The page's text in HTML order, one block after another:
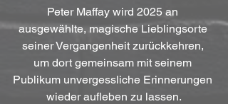
Peter Maffay wird 2025 an
ausgewählte, magische Lieblingsorte
seiner Vergangenheit zurückkehren,
um dort gemeinsam mit seinem
Publikum unvergessliche Erinnerungen
wieder aufleben zu lassen.